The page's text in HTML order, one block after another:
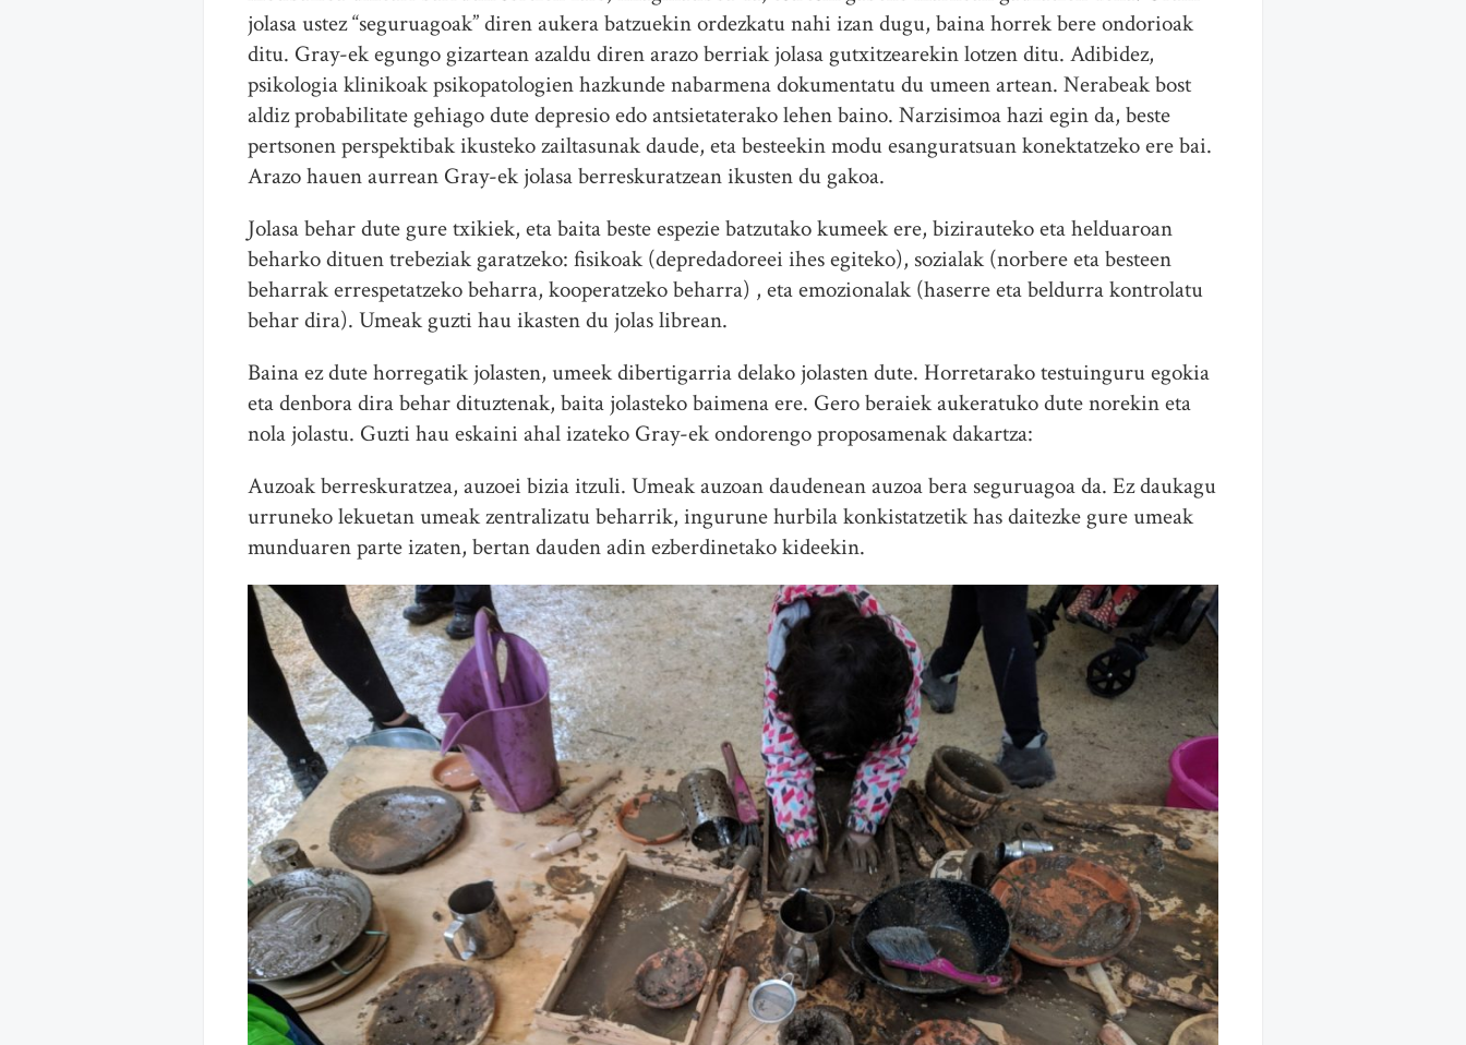
jolasa ustez “seguruagoak” diren aukera batzuekin ordezkatu nahi izan dugu, baina horrek bere ondorioak
ditu. Gray-ek egungo gizartean azaldu diren arazo berriak jolasa gutxitzearekin lotzen ditu. Adibidez,
psikologia klinikoak psikopatologien hazkunde nabarmena dokumentatu du umeen artean. Nerabeak bost
aldiz probabilitate gehiago dute depresio edo antsietaterako lehen baino. Narzisimoa hazi egin da, beste
pertsonen perspektibak ikusteko zailtasunak daude, eta besteekin modu esanguratsuan konektatzeko ere bai.
Arazo hauen aurrean Gray-ek jolasa berreskuratzean ikusten du gakoa.
Jolasa behar dute gure txikiek, eta baita beste espezie batzutako kumeek ere, bizirauteko eta helduaroan
beharko dituen trebeziak garatzeko: fisikoak (depredadoreei ihes egiteko), sozialak (norbere eta besteen
beharrak errespetatzeko beharra, kooperatzeko beharra) , eta emozionalak (haserre eta beldurra kontrolatu
behar dira). Umeak guzti hau ikasten du jolas librean.
Baina ez dute horregatik jolasten, umeek dibertigarria delako jolasten dute. Horretarako testuinguru egokia
eta denbora dira behar dituztenak, baita jolasteko baimena ere. Gero beraiek aukeratuko dute norekin eta
nola jolastu. Guzti hau eskaini ahal izateko Gray-ek ondorengo proposamenak dakartza:
Auzoak berreskuratzea, auzoei bizia itzuli. Umeak auzoan daudenean auzoa bera seguruagoa da. Ez daukagu
urruneko lekuetan umeak zentralizatu beharrik, ingurune hurbila konkistatzetik has daitezke gure umeak
munduaren parte izaten, bertan dauden adin ezberdinetako kideekin.